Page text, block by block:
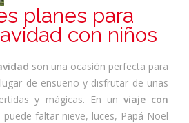
planes para
con niños
son una ocasión perfecta para
de ensueño y disfrutar de unas
y mágicas. En un viaje con
puede faltar nieve, luces, Papá Noel